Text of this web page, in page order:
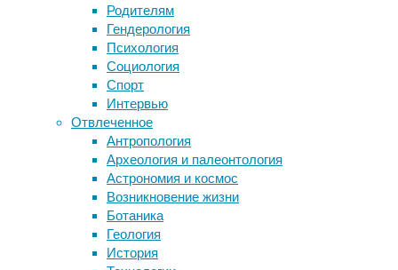
Родителям
Гендерология
Психология
Социология
Спорт
Интервью
Отвлеченное
Антропология
Археология и палеонтология
Астрономия и космос
Возникновение жизни
Ботаника
Геология
История
стерилизации.
«Новая
компания
станет
Метки
ДНК бактерии биология
биотехнология вирусы
генетика дети
здоровье
инструменты и методы